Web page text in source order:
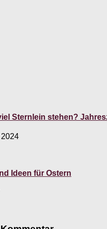
Sternlein stehen?
Ideen für Ostern